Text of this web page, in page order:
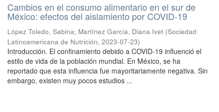
Cambios en el consumo alimentario en el sur de
México: efectos del aislamiento por COVID-19
López Toledo, Sabina; Martínez García, Diana Ivet (Sociedad
Latinoamericana de Nutrición, 2023-07-23)
Introducción. El confinamiento debido a COVID-19 influenció el
estilo de vida de la población mundial. En México, se ha
reportado que esta influencia fue mayoritariamente negativa. Sin
embargo, existen muy pocos estudios ...